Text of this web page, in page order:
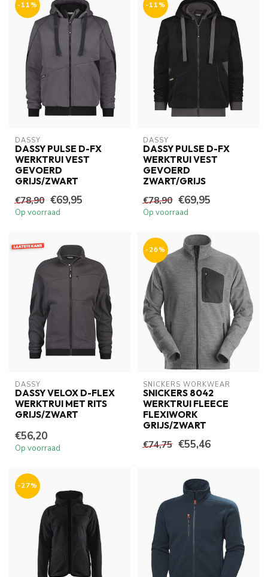
-11%
DASSY
DASSY PULSE D-FX
WERKTRUI VEST
GEVOERD
GRIJS/ZWART
€78,90 €69,95
Op voorraad
-11%
DASSY
DASSY PULSE D-FX
WERKTRUI VEST
GEVOERD
ZWART/GRIJS
€78,90 €69,95
Op voorraad
DASSY
DASSY VELOX D-FLEX
WERKTRUI MET RITS
GRIJS/ZWART
€56,20
Op voorraad
-26%
SNICKERS WORKWEAR
SNICKERS 8042
WERKTRUI FLEECE
FLEXIWORK
GRIJS/ZWART
€74,75 €55,46
-27%